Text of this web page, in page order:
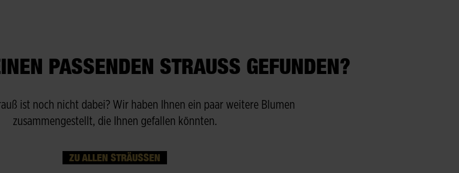
PASSENDEN STRAUSS GEFUNDEN?
ist noch nicht dabei? Wir haben Ihnen ein paar weitere Blumen
zusammengestellt, die Ihnen gefallen könnten.
ZU ALLEN STRÄUSSEN